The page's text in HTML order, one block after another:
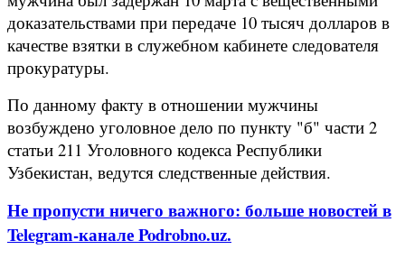
доказательствами при передаче 10 тысяч долларов в
качестве взятки в служебном кабинете следователя
прокуратуры.
По данному факту в отношении мужчины
возбуждено уголовное дело по пункту "б" части 2
статьи 211 Уголовного кодекса Республики
Узбекистан, ведутся следственные действия.
Не пропусти ничего важного: больше новостей в
Telegram-канале Podrobno.uz.